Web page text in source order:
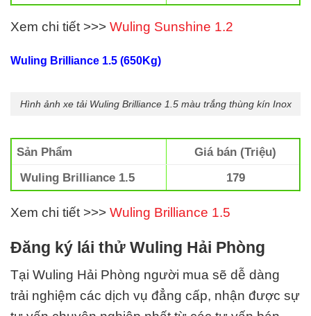
Xem chi tiết >>> Wuling Sunshine 1.2
Wuling Brilliance 1.5 (650Kg)
Hình ảnh xe tải Wuling Brilliance 1.5 màu trắng thùng kín Inox
Sản Phẩm
Giá bán (Triệu)
Wuling Brilliance 1.5
179
Xem chi tiết >>> Wuling Brilliance 1.5
Đăng ký lái thử Wuling Hải Phòng
Tại Wuling Hải Phòng người mua sẽ dễ dàng
trải nghiệm các dịch vụ đẳng cấp, nhận được sự